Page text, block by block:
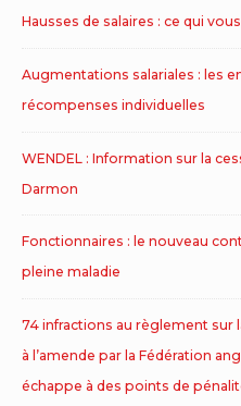
Hausses de salaires : ce qui
Augmentations salariales : les
récompenses individuelles
WENDEL : Information sur la
Darmon
Fonctionnaires : le nouveau
pleine maladie
74 infractions au règlement sur
à l’amende par la Fédération
échappe à des points de